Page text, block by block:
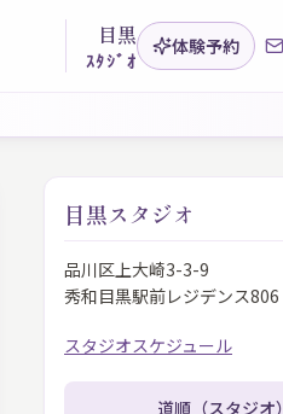
目黒
ｽﾀｼﾞｵ
体験予約
目黒スタジオ
品川区上大崎3-3-9
秀和目黒駅前レジデンス806
スタジオスケジュール
道順（スタジオ）